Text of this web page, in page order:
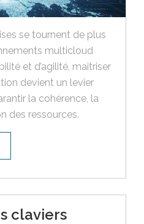
se tournent de plus
multicloud
et d’agilité, maîtriser
devient un levier
la cohérence, la
des ressources.
claviers